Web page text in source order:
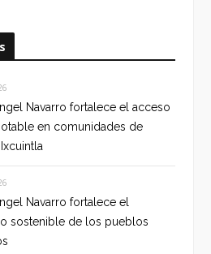
Navarro fortalece el acceso
en comunidades de
Navarro fortalece el
sostenible de los pueblos